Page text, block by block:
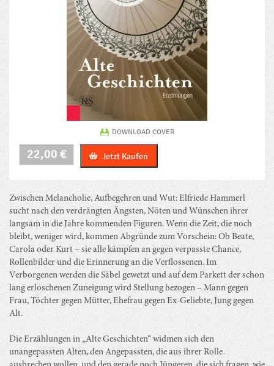
DOWNLOAD COVER
22,00 €
Geschichten
Menge
Jetzt Kaufen
Zwischen Melancholie, Aufbegehren und Wut: Elfriede Hammerl
sucht nach den verdrängten Ängsten, Nöten und Wünschen ihrer
langsam in die Jahre kommenden Figuren. Wenn die Zeit, die noch
bleibt, weniger wird, kommen Abgründe zum Vorschein: Ob Beate,
Carola oder Kurt – sie alle kämpfen an gegen verpasste Chance,
Rollenbilder und die Erinnerung an die Verflossenen. Im
Verborgenen werden die Säbel gewetzt und auf dem Parkett der schon
lang erloschenen Zuneigung wird Stellung bezogen – Mann gegen
Frau, Töchter gegen Mütter, Ehefrau gegen Ex-Geliebte, Jung gegen
Alt.
Die Erzählungen in „Alte Geschichten“ widmen sich den
unangepassten Alten, den Angepassten, die aus ihrer Rolle